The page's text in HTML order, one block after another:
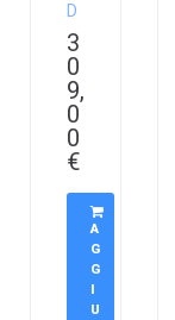
D
3
0
9,
0
0
€
A
G
G
I
U